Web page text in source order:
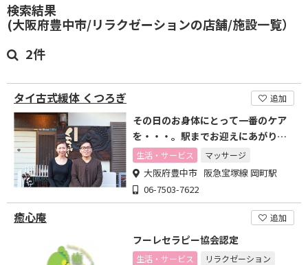
検索結果
(大阪府豊中市/リラクゼーションの店舗/施設一覧）
2件
タイ古式緩体 くつろぎ 追加
その日のお身体にとって一番のケア
を・・・。駅までお迎えにあがりま
す。
生活・サービス マッサージ
大阪府豊中市 阪急宝塚線 岡町駅
06-7503-7622
癒心庵 追加
フーレセラピー協会認定
生活・サービス リラクゼーション